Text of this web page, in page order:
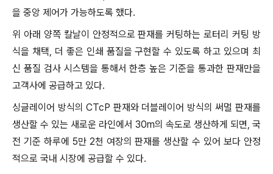
을 중앙 제어가 가능하도록 했다.
위 아래 양쪽 칼날이 안정적으로 판재를 커팅하는 로터리 커팅 방
식을 채택, 더 좋은 인쇄 품질을 구현할 수 있도록 하고 있으며 최
신 품질 검사 시스템을 통해서 한층 높은 기준을 통과한 판재만을
고객사에 공급하고 있다.
싱글레이어 방식의 CTcP 판재와 더블레이어 방식의 써멀 판재를
생산할 수 있는 새로운 라인에서 30m의 속도로 생산하게 되면, 국
전 기준 하루에 5만 2천 여장의 판재를 생산할 수 있어 보다 안정
적으로 국내 시장에 공급할 수 있다.